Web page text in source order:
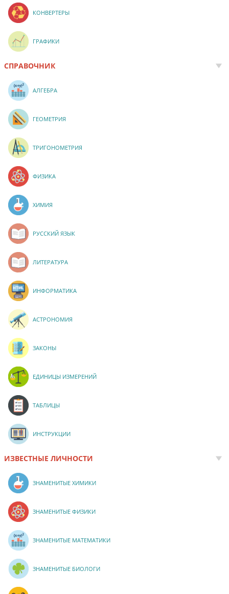
КОНВЕРТЕРЫ
ГРАФИКИ
СПРАВОЧНИК
АЛГЕБРА
ГЕОМЕТРИЯ
ТРИГОНОМЕТРИЯ
ФИЗИКА
ХИМИЯ
РУССКИЙ ЯЗЫК
ЛИТЕРАТУРА
ИНФОРМАТИКА
АСТРОНОМИЯ
ЗАКОНЫ
ЕДИНИЦЫ ИЗМЕРЕНИЙ
ТАБЛИЦЫ
ИНСТРУКЦИИ
ИЗВЕСТНЫЕ ЛИЧНОСТИ
ЗНАМЕНИТЫЕ ХИМИКИ
ЗНАМЕНИТЫЕ ФИЗИКИ
ЗНАМЕНИТЫЕ МАТЕМАТИКИ
ЗНАМЕНИТЫЕ БИОЛОГИ